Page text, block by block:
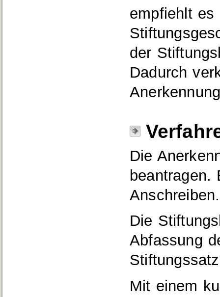
empfiehlt
der
Dadurch
Die
beantragen.
Anschreiben.
Die
Abfassung
Mit einem